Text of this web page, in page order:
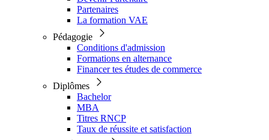
Partenaires
La formation VAE
Pédagogie
Conditions d'admission
Formations en alternance
Financer tes études de commerce
Diplômes
Bachelor
MBA
Titres RNCP
Taux de réussite et satisfaction